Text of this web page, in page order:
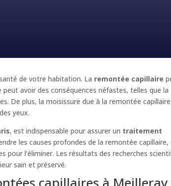
de votre habitation. La remontée capillaire
avoir des conséquences néfastes, telles que la
De plus, la moisissure due à la remontée
yeux.
, est indispensable pour assurer un traitement
les causes profondes de la remontée capillaire,
pour l’éliminer. Les résultats des recherches
sain et préservé.